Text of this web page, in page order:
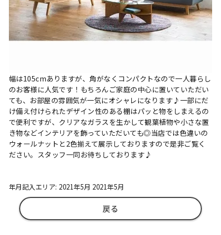
幅は105cmありますが、角がなくコンパクトなので一人暮らし
のお客様に人気です！もちろんご家庭の中心に置いていただい
ても、お部屋の雰囲気が一気にオシャレになります♪一部にだ
け備え付けられたデザイン性のある棚はパッと物をしまえるの
で便利ですが、クリアなガラスを生かして観葉植物や小さな置
き物などインテリアを飾っていただいても◎当店では色違いの
ウォールナットと2色揃えて展示しておりますので是非ご覧く
ださい。スタッフ一同お待ちしております♪
年月記入エリア: 2021年5月 2021年5月
戻る